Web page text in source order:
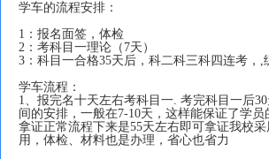
学车的流程安排：
1：报名面签，体检
2：考科目一理论（7天）
3：科目一合格35天后，科二科三科四连考，,
学车流程：
1、报完名十天左右考科目一. 考完科目一后
间的安排，一般在7-10天，这样能保证了学
拿证正常流程下来是55天左右即可拿证我校
用，体检、材料也是办理，省心也省力